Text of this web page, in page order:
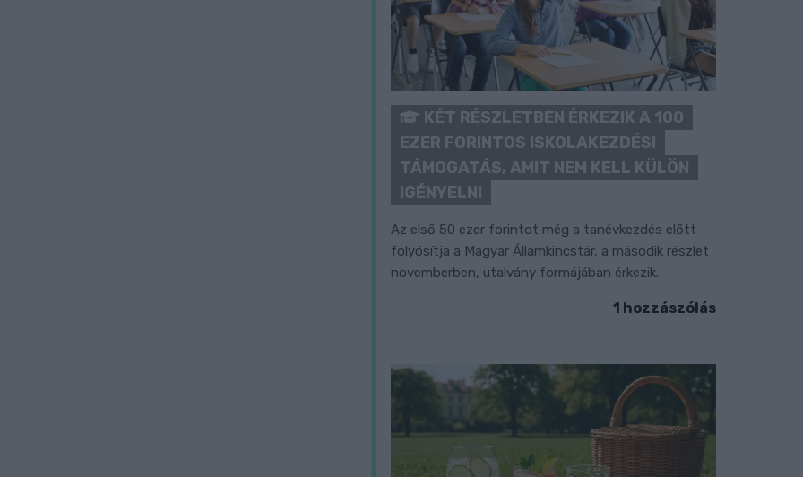
KÉT RÉSZLETBEN ÉRKEZIK A 100
EZER FORINTOS ISKOLAKEZDÉSI
TÁMOGATÁS, AMIT NEM KELL KÜLÖN
IGÉNYELNI
Az első 50 ezer forintot még a tanévkezdés előtt
folyósítja a Magyar Államkincstár, a második részlet
novemberben, utalvány formájában érkezik.
1 hozzászólás